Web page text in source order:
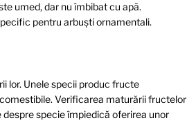
umed, dar nu îmbibat cu apă.
pentru arbuști ornamentali.
lor. Unele specii produc fructe
Verificarea maturării fructelor
specie împiedică oferirea unor